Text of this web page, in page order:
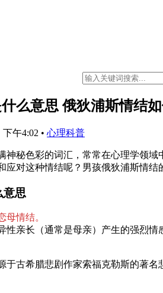
么意思 俄狄浦斯情结
下午4:02 • 心理科普
神秘色彩的词汇，常常在心理学领
应对这种情结呢？男孩俄狄浦斯情
意思
母情结。
性亲长（通常是母亲）产生的强烈
于古希腊悲剧作家索福克勒斯的著